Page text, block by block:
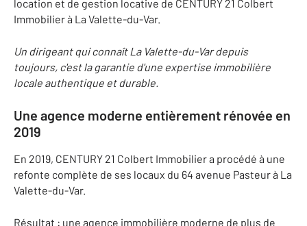
location et de gestion locative de CENTURY 21 Colbert
Immobilier à La Valette-du-Var.
Un dirigeant qui connaît La Valette-du-Var depuis
toujours, c'est la garantie d'une expertise immobilière
locale authentique et durable.
Une agence moderne entièrement rénovée en
2019
En 2019, CENTURY 21 Colbert Immobilier a procédé à une
refonte complète de ses locaux du 64 avenue Pasteur à La
Valette-du-Var.
Résultat : une agence immobilière moderne de plus de